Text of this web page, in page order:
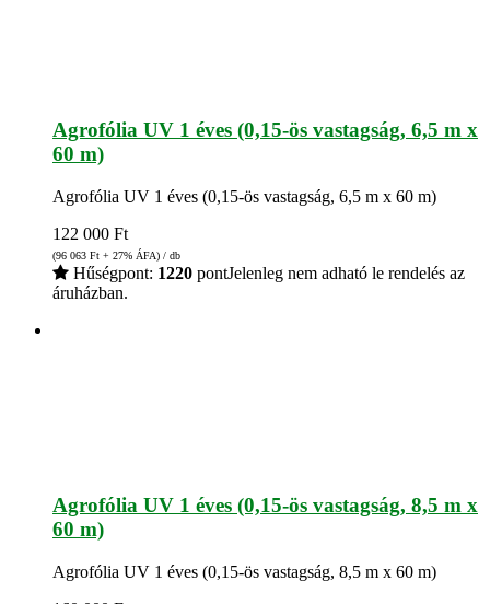
Agrofólia UV 1 éves (0,15-ös vastagság, 6,5 m x
60 m)
Agrofólia UV 1 éves (0,15-ös vastagság, 6,5 m x 60 m)
122 000 Ft
(96 063 Ft + 27% ÁFA) / db
Hűségpont: 1220 pontJelenleg nem adható le rendelés az
áruházban.
Agrofólia UV 1 éves (0,15-ös vastagság, 8,5 m x
60 m)
Agrofólia UV 1 éves (0,15-ös vastagság, 8,5 m x 60 m)